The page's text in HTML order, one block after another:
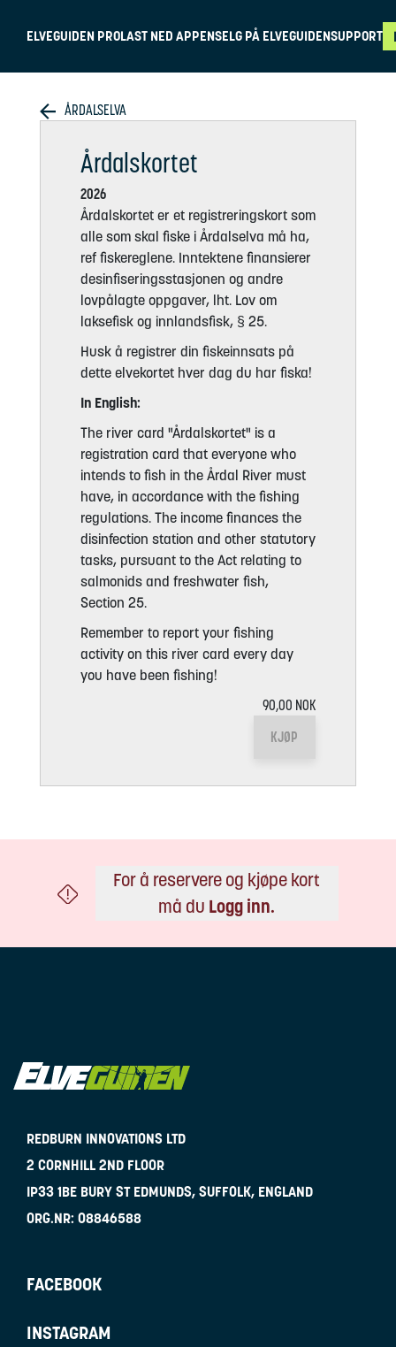
ELVEGUIDEN PROLAST NED APPENSELG PÅ ELVEGUIDENSUPPORT
ÅRDALSELVA
Årdalskortet
2026
Årdalskortet er et registreringskort som
alle som skal fiske i Årdalselva må ha,
ref fiskereglene. Inntektene finansierer
desinfiseringsstasjonen og andre
lovpålagte oppgaver, lht. Lov om
laksefisk og innlandsfisk, § 25.
Husk å registrer din fiskeinnsats på
dette elvekortet hver dag du har fiska!
In English:
The river card "Årdalskortet" is a
registration card that everyone who
intends to fish in the Årdal River must
have, in accordance with the fishing
regulations. The income finances the
disinfection station and other statutory
tasks, pursuant to the Act relating to
salmonids and freshwater fish,
Section 25.
Remember to report your fishing
activity on this river card every day
you have been fishing!
90,00 NOK
KJØP
For å reservere og kjøpe kort
må du Logg inn.
REDBURN INNOVATIONS LTD
2 CORNHILL 2ND FLOOR
IP33 1BE BURY ST EDMUNDS, SUFFOLK, ENGLAND
ORG.NR: 08846588
FACEBOOK
INSTAGRAM